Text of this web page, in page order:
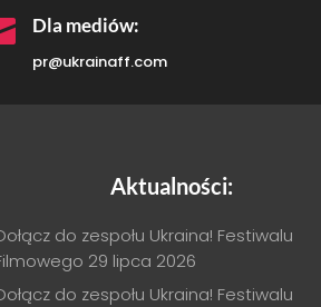
Dla mediów:
pr@ukrainaff.com
Aktualności:
do zespołu Ukraina! Festiwalu
29 lipca 2026
do zespołu Ukraina! Festiwalu